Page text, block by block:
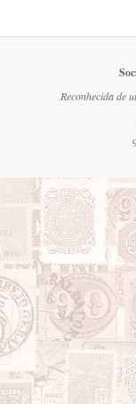
Reconhecida de